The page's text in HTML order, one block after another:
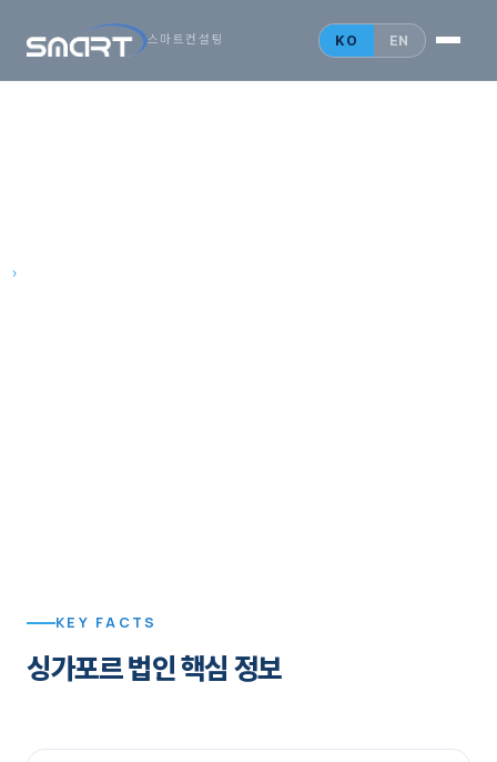
스마트컨설팅 KO EN
›
KEY FACTS
싱가포르 법인 핵심 정보